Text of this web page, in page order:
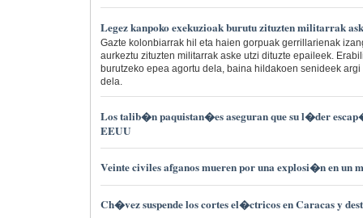
Legez kanpoko exekuzioak burutu zituzten militarrak
Gazte kolonbiarrak hil eta haien gorpuak gerrillarienak
aurkeztu zituzten militarrak aske utzi dituzte epaileek.
burutzeko epea agortu dela, baina hildakoen senideek
dela.
Los talib�n paquistan�es aseguran que su l�der
EEUU
Veinte civiles afganos mueren por una explosi�n en un
Ch�vez suspende los cortes el�ctricos en Caracas y